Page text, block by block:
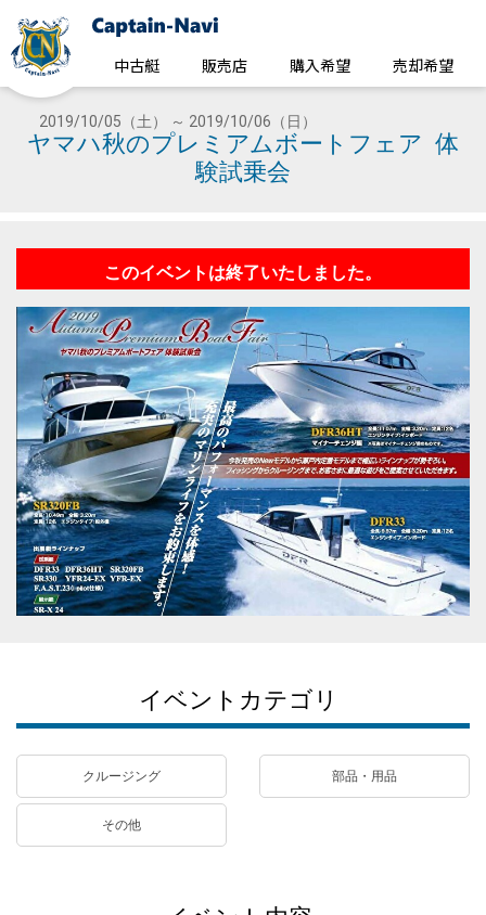
中古艇 販売店 購入希望 売却希望
2019/10/05（土） ～ 2019/10/06（日）
ヤマハ秋のプレミアムボートフェア 体
験試乗会
このイベントは終了いたしました。
イベントカテゴリ
クルージング 部品・用品
その他